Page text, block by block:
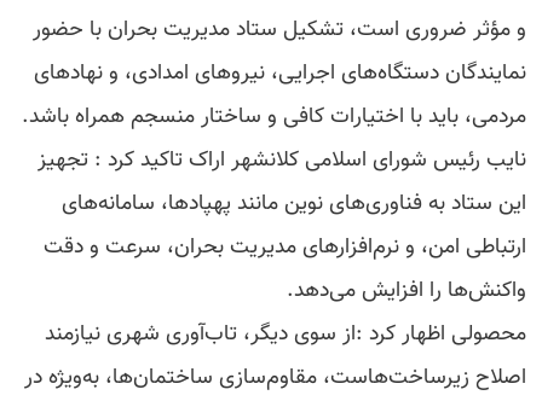
و مؤثر ضروری است، تشکیل ستاد مدیریت بحران با حضور
نمایندگان دستگاه‌های اجرایی، نیروهای امدادی، و نهادهای
مردمی، باید با اختیارات کافی و ساختار منسجم همراه باشد.
نایب رئیس شورای اسلامی کلانشهر اراک تاکید کرد : تجهیز
این ستاد به فناوری‌های نوین مانند پهپادها، سامانه‌های
ارتباطی امن، و نرم‌افزارهای مدیریت بحران، سرعت و دقت
واکنش‌ها را افزایش می‌دهد.
محصولی اظهار کرد :از سوی دیگر، تاب‌آوری شهری نیازمند
اصلاح زیرساخت‌هاست، مقاوم‌سازی ساختمان‌ها، به‌ویژه در